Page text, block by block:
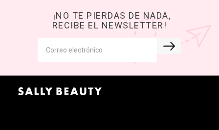
¡NO TE PIERDAS DE NADA,
RECIBE EL NEWSLETTER!